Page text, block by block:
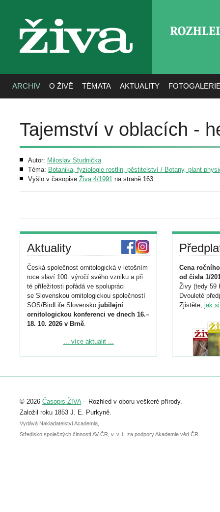
živa
ARCHIV O ŽIVĚ TÉMATA AKTUALITY
Tajemství v oblacích -
Autor: Miloslav Studnička
Téma: Botanika, fyziologie rostlin, pěstitelství / Botany, plant
Vyšlo v časopise Živa 4/1991 na straně 163
Aktuality
Česká společnost ornitologická v letošním
roce slaví 100. výročí svého vzniku a při
té příležitosti pořádá ve spolupráci
se Slovenskou ornitologickou společností
SOS/BirdLife Slovensko jubilejní
ornitologickou konferenci ve dnech 16.–
18. 10. 2026 v Brně.
Podrobnější informace ke konferenci
Registrovat se můžete do 6. září.
abstraktu přihlášené přednášky nebo
posteru je už 30. června.
... více aktualit ...
Cena
od čísla 1/
Živy (tedy 59
Dvouleté
Zjistěte, jak
© 2026 Časopis ŽIVA– Rozhled v oboru veškeré přírody.
Založil roku 1853 J. E. Purkyně.
Vydává Nakladatelství Academia,
Středisko společných činností AV ČR, v. v. i., za podpory Akademie věd ČR.